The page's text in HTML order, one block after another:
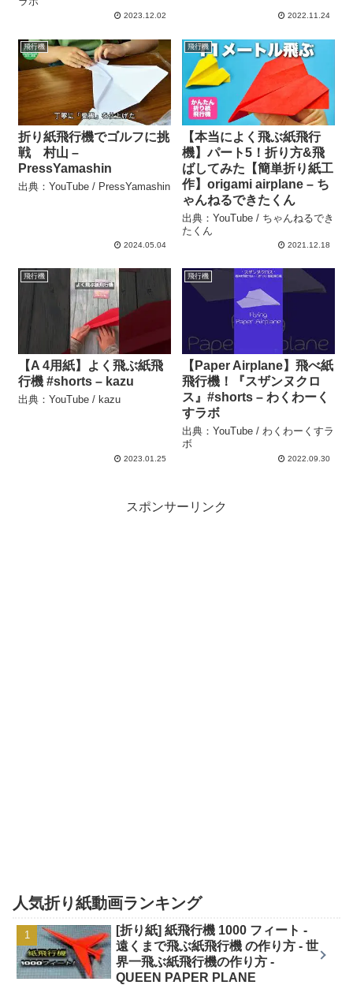
2023.12.02 2022.11.24
飛行機
折り紙飛行機でゴルフに挑
戦 村山 –
PressYamashin
出典：YouTube / PressYamashin
2024.05.04
飛行機
【本当によく飛ぶ紙飛行
機】パート5！折り方&飛
ばしてみた【簡単折り紙工
作】origami airplane – ち
ゃんねるできたくん
出典：YouTube / ちゃんねるでき
たくん
2021.12.18
飛行機
【A 4用紙】よく飛ぶ紙飛
行機 #shorts – kazu
出典：YouTube / kazu
2023.01.25
飛行機
【Paper Airplane】飛べ紙
飛行機！『スザンヌクロ
ス』#shorts – わくわーく
すラボ
出典：YouTube / わくわーくすラ
ボ
2022.09.30
スポンサーリンク
人気折り紙動画ランキング
[折り紙] 紙飛行機 1000 フィート -
遠くまで飛ぶ紙飛行機 の作り方 - 世
界一飛ぶ紙飛行機の作り方 -
QUEEN PAPER PLANE